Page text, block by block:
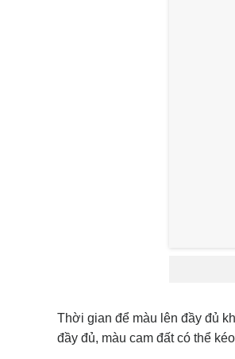
Thời gian để màu lên đầy đủ
đầy đủ, màu cam đất có thể